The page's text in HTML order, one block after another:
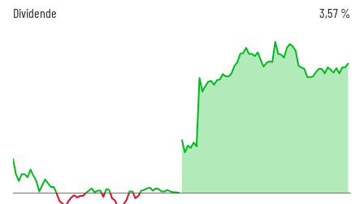
Dividende
3,57 %